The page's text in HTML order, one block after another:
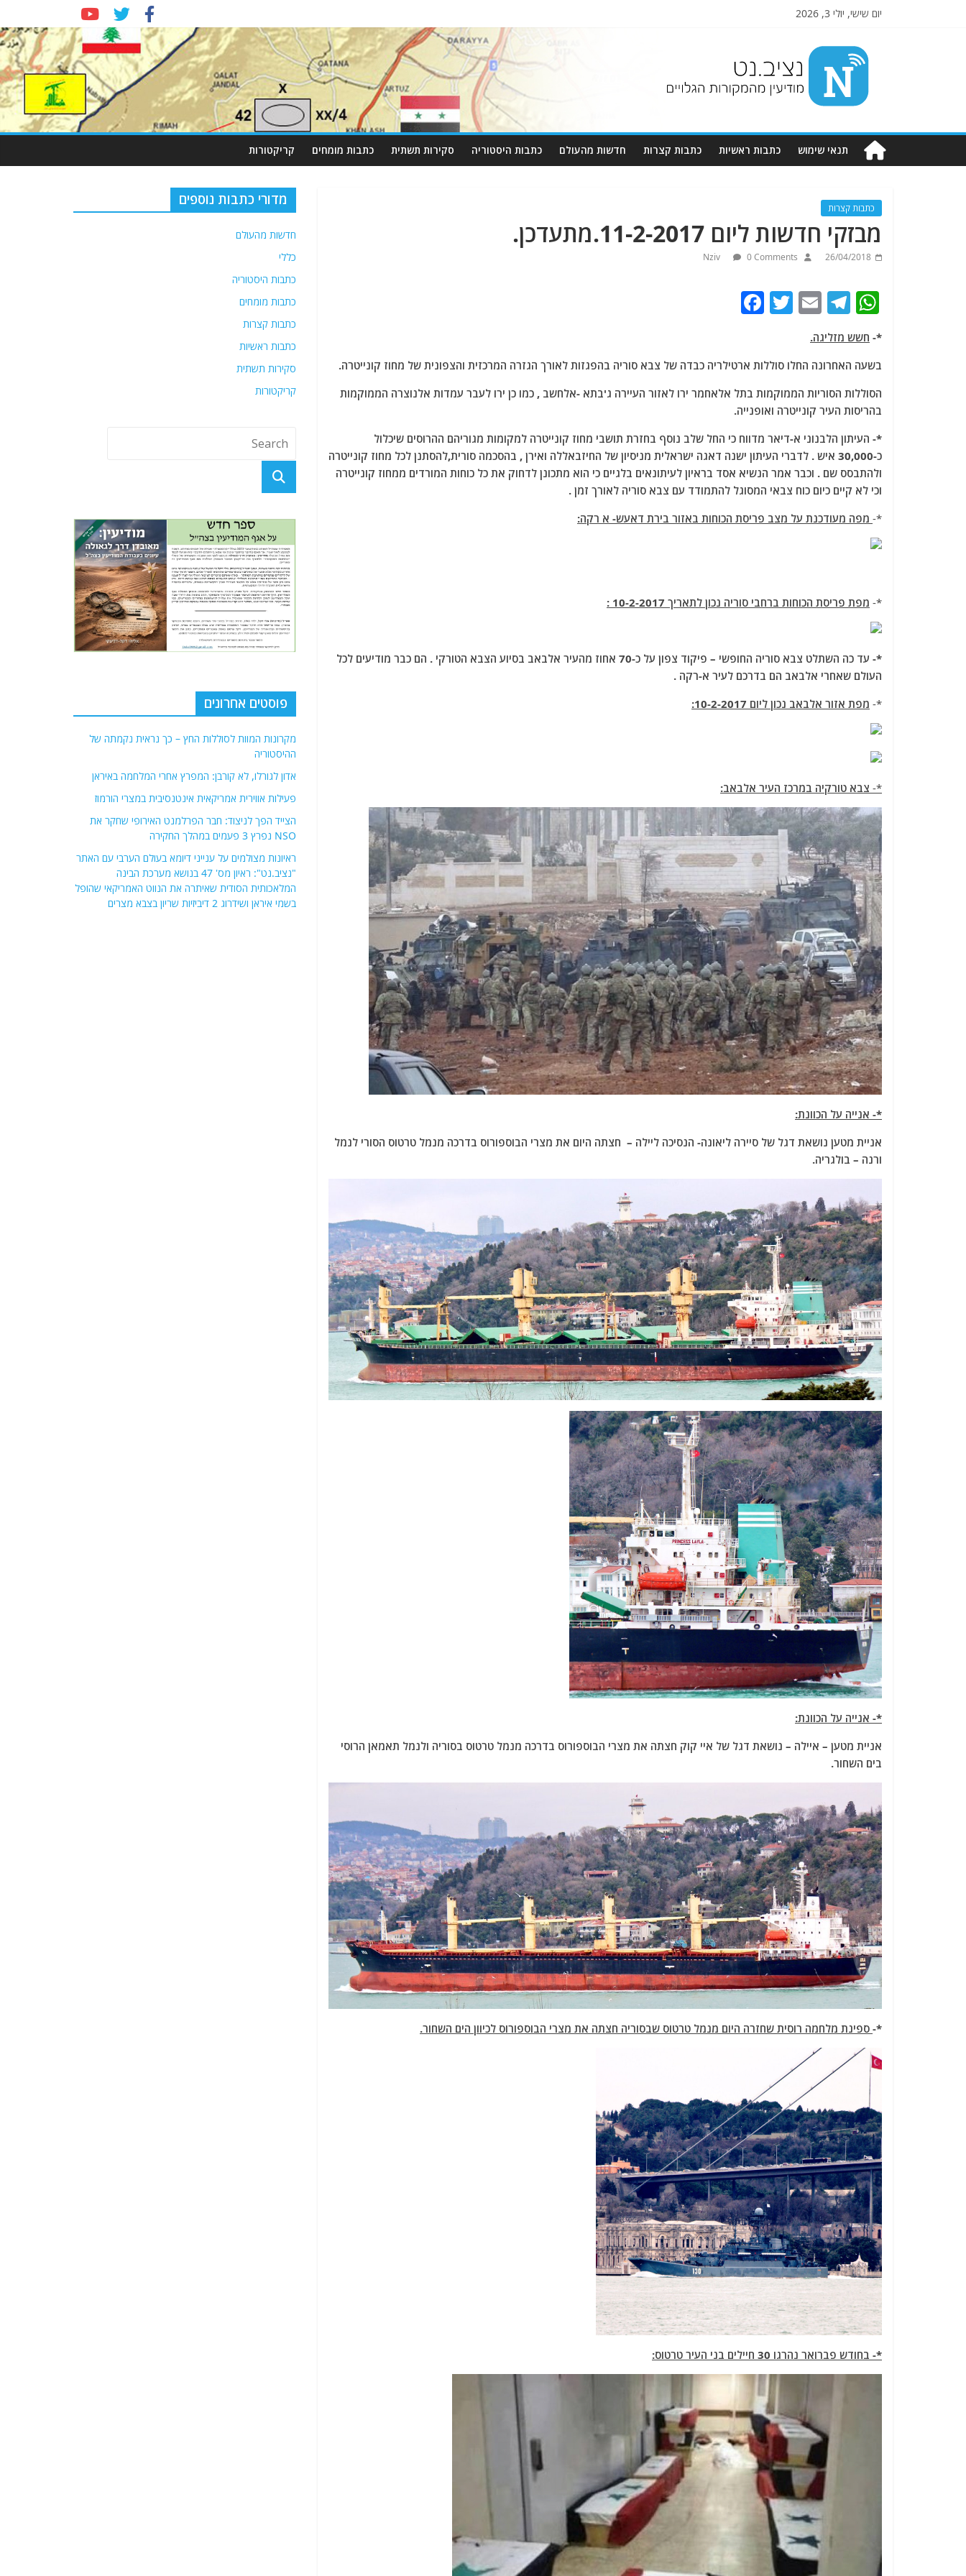
יום שישי, יולי 3, 2026
Nziv.net
מודיעין
מהמקורות
תנאי שימוש כתבות ראשיות כתבות קצרות חדשות מהעולם כתבות היסטוריה סקירות תשתית כתבות מומחים קריקטורות
כתבות קצרות
מבזקי חדשות ליום 11-2-2017.מתעדכן.
26/04/2018
Nziv 0 Comments
W
at
s
A
p
p
T
e
g
ra
m
E
l
T
er
e
b
o
o
k
*- חשש מזליגה.
בשעה האחרונה החלו סוללות ארטילריה כבדה של צבא סוריה בהפגזות לאורך הגזרה המרכזית והצפונית של מחוז קונייטרה.
הסוללות הסוריות הממוקמות בתל אלאחמר ירו לאזור העיירה ג'בתא -אלחשב , כמו כן ירו לעבר עמדות אלנוצרה הממוקמות
בהריסות העיר קונייטרה ואופנייה.
*- העיתון הלבנוני א-דיאר מדווח כי החל שלב נוסף בחזרת תושבי מחוז קונייטרה למקומות מגוריהם ההרוסים שיכלול
כ-30,000 איש . לדברי העיתון ישנה דאגה ישראלית מניסיון של החיזבאללה ואירן , בהסכמה סורית,להסתנן לכל מחוז קונייטרה
ולהתבסס שם . וכבר אמר הנשיא אסד בראיון לעיתונאים בלגיים כי הוא מתכונן לדחוק את כל כוחות המורדים ממחוז קונייטרה
וכי לא קיים כיום כוח צבאי המסוגל להתמודד עם צבא סוריה לאורך זמן .
*- מפה מעודכנת על מצב פריסת הכוחות באזור בירת דאעש- א רקה:
*- מפת פריסת הכוחות ברחבי סוריה נכון לתאריך 10-2-2017 :
*- עד כה השתלט צבא סוריה החופשי – פיקוד צפון על כ-70 אחוז מהעיר אלבאב בסיוע הצבא הטורקי . הם כבר מודיעים לכל
העולם שאחרי אלבאב הם בדרכם לעיר א-רקה .
*- מפת אזור אלבאב נכון ליום 10-2-2017:
*- צבא טורקיה במרכז העיר אלבאב:
*- אנייה על הכוונת:
אניית מטען נושאת דגל של סיירה ליאונה- הנסיכה ליילה – חצתה היום את מצרי הבוספורוס בדרכה מנמל טרטוס הסורי לנמל
ורנה – בולגריה.
*- אנייה על הכוונת:
אניית מטען – איילה – נושאת דגל של איי קוק חצתה את מצרי הבוספורוס בדרכה מנמל טרטוס בסוריה ולנמל תאמאן הרוסי
בים השחור.
*- ספינת מלחמה רוסית שחזרה היום מנמל טרטוס שבסוריה חצתה את מצרי הבוספורוס לכיוון הים השחור.
*- בחודש פברואר נהרגו 30 חיילים בני העיר טרטוס:
מדורי כתבות נוספים
חדשות מהעולם
כללי
כתבות היסטוריה
כתבות מומחים
כתבות קצרות
כתבות ראשיות
סקירות תשתית
קריקטורות
פוסטים אחרונים
מקרונות המוות לסוללות החץ – כך נראית נקמתה של
ההיסטוריה
אדון לגורלו, לא קורבן: המפרץ אחרי המלחמה באיראן
הצייד הפך לניצוד: חבר הפרלמנט האירופי שחקר את
NSO נפרץ 3 פעמים במהלך החקירה
ראיונות מצולמים על ענייני דיומא בעולם הערבי עם האתר
"נציב.נט": ראיון מס' 47 בנושא מערכת הבינה
בשמי איראן ושידרוג 2 דיביזיות שריון בצבא מצרים